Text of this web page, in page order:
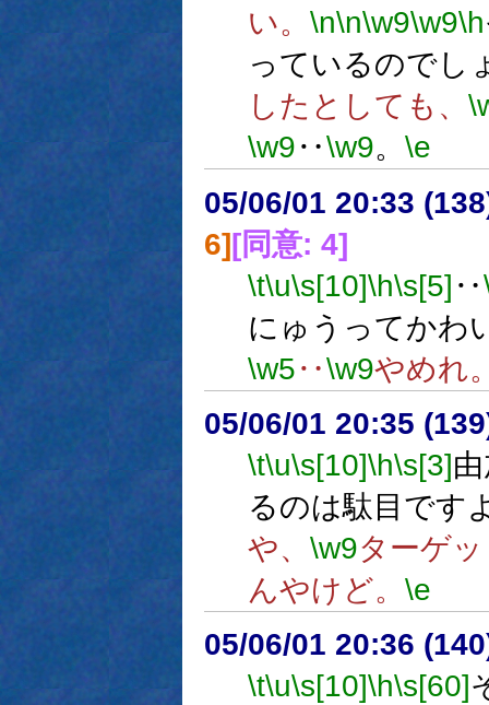
い。 \n\n\w9\w9\h
っているのでし
したとしても、
\w9‥\w9。 \e
05/06/01 20:33
6][同意: 4]
\t\u\s[10]\h\s[5] ‥
にゅうってかわ
\w5‥\w9やめれ
05/06/01 20:35
\t\u\s[10]\h\s[3]
るのは駄目です
や、 \w9ターゲ
んやけど。 \e
05/06/01 20:36
\t\u\s[10]\h\s[60]